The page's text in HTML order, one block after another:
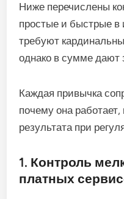
Ниже перечислены
простые и быстрые
требуют
однако в сумме дают
Каждая привычка
почему она
результата при
1. Контроль
платных